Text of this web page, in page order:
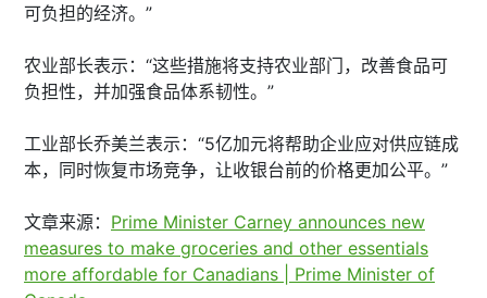
可负担的经济。”
农业部长表示：“这些措施将支持农业部门，改善食品可
负担性，并加强食品体系韧性。”
工业部长乔美兰表示：“5亿加元将帮助企业应对供应链成
本，同时恢复市场竞争，让收银台前的价格更加公平。”
文章来源： Prime Minister Carney announces new
measures to make groceries and other essentials
more affordable for Canadians | Prime Minister of